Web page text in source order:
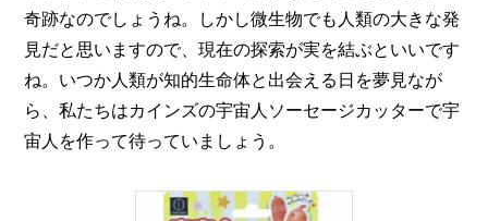
奇跡なのでしょうね。しかし微生物でも人類の大きな発
見だと思いますので、現在の探索が実を結ぶといいです
ね。いつか人類が知的生命体と出会える日を夢見なが
ら、私たちはカインズの宇宙人ソーセージカッターで宇
宙人を作って待っていましょう。